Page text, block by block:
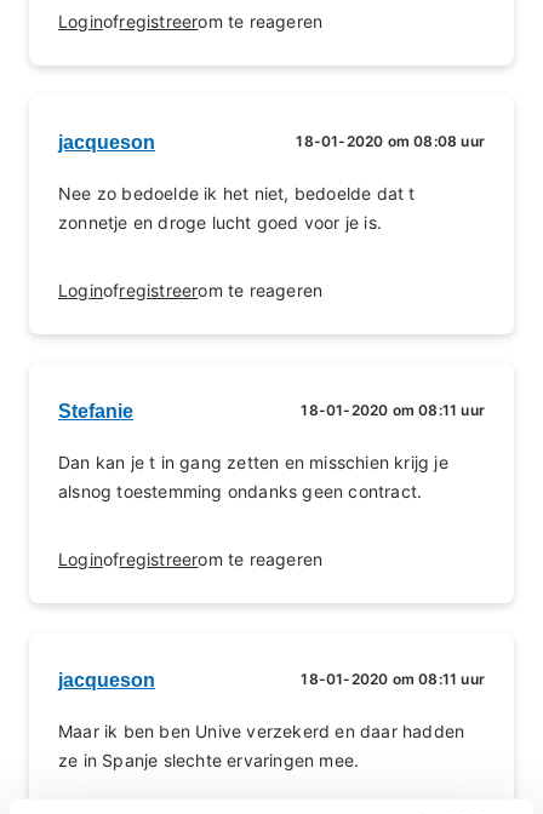
Loginofregistreerom te reageren
jacqueson 18-01-2020 om 08:08 uur
Nee zo bedoelde ik het niet, bedoelde dat t
zonnetje en droge lucht goed voor je is.
Loginofregistreerom te reageren
Stefanie 18-01-2020 om 08:11 uur
Dan kan je t in gang zetten en misschien krijg je
alsnog toestemming ondanks geen contract.
Loginofregistreerom te reageren
jacqueson 18-01-2020 om 08:11 uur
Maar ik ben ben Unive verzekerd en daar hadden
ze in Spanje slechte ervaringen mee.